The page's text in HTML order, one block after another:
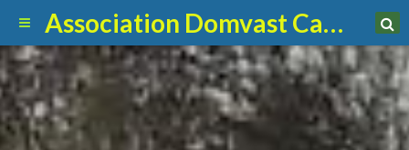
Association Domvast Canin Club